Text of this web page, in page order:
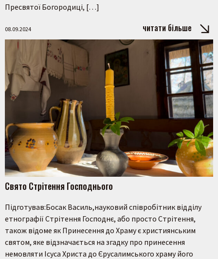
Пошук на сайті
Шукати
Пресвятої Богородиці, […]
08.09.2024 читати більше
Свято Стрітення Господнього
Підготував:Босак Василь,науковий співробітник відділу
етнографії Стрітення Господнє, або просто Стрітення,
також відоме як Принесення до Храму є християнським
святом, яке відзначається на згадку про принесення
немовляти Ісуса Христа до Єрусалимського храму його